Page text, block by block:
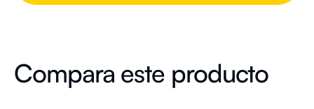
Compara este producto